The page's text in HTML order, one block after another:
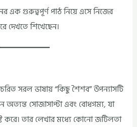
এক গুরুত্বপূর্ণ পাঠ নিয়ে এসে নিজের
দেখতে শিখেছেন।
সরল ভাষায় “কিছু শৈশব” উপন্যাসটি
অত্যন্ত সোজাসাপ্টা এবং বোধগম্য, যা
তার লেখার মধ্যে কোনো জটিলতা